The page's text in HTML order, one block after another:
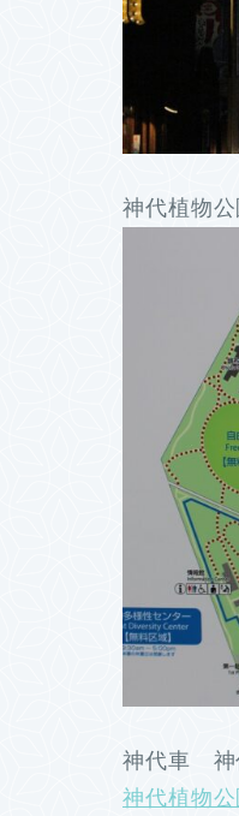
神代植物
神代車
神代植物公